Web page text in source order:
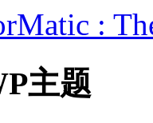
:
主题